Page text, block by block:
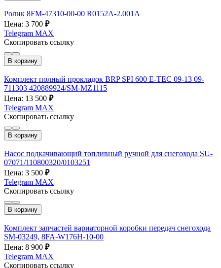
Ролик 8FM-47310-00-00 R0152A-2.001A
Цена: 3 700 ₽
Telegram MAX
Скопировать ссылку
В корзину
Комплект полный прокладок BRP SPI 600 E-TEC 09-13 09-
711303 420889924/SM-MZ1115
Цена: 13 500 ₽
Telegram MAX
Скопировать ссылку
В корзину
Насос подкачивающий топливный ручной для снегохода SU-
07071/110800320/0103251
Цена: 3 500 ₽
Telegram MAX
Скопировать ссылку
В корзину
Комплект запчастей вариаторной коробки передач снегохода
SM-03249, 8FA-W176H-10-00
Цена: 8 900 ₽
Telegram MAX
Скопировать ссылку